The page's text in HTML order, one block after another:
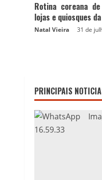
Rotina coreana
lojas e quiosques
Natal Vieira 31 de
PRINCIPAIS